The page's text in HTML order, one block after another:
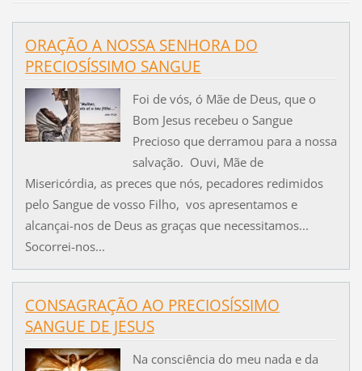
ORAÇÃO A NOSSA SENHORA DO
PRECIOSÍSSIMO SANGUE
Foi de vós, ó Mãe de Deus, que o
Bom Jesus recebeu o Sangue
Precioso que derramou para a nossa
salvação. Ouvi, Mãe de
Misericórdia, as preces que nós, pecadores redimidos
pelo Sangue de vosso Filho, vos apresentamos e
alcançai-nos de Deus as graças que necessitamos...
Socorrei-nos...
CONSAGRAÇÃO AO PRECIOSÍSSIMO
SANGUE DE JESUS
Na consciência do meu nada e da